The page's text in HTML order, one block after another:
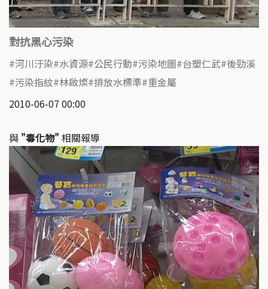
對抗黑心污染
河川汙染 水資源 公民行動 污染地圖 台塑仁武 後勁溪
污染指紋 林啟燦 排放水標準 重金屬
2010-06-07 00:00
與 "毒化物" 相關報導